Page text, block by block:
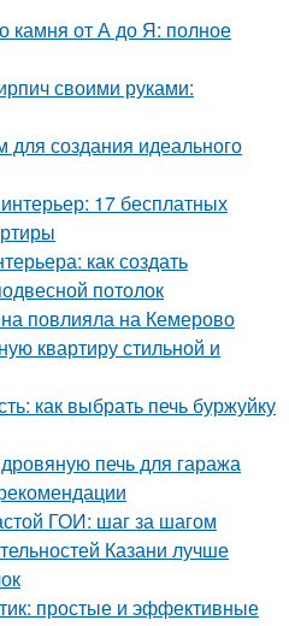
камня от А до Я: полное
своими руками:
для создания идеального
17 бесплатных
как создать
потолок
повлияла на Кемерово
квартиру стильной и
как выбрать печь буржуйку
печь для гаража
ГОИ: шаг за шагом
Казани лучше
простые и эффективные